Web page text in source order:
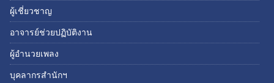
ผู้เชี่ยวชาญ
อาจารย์ช่วยปฏิบัติงาน
ผู้อำนวยเพลง
บุคลากรสำนักฯ